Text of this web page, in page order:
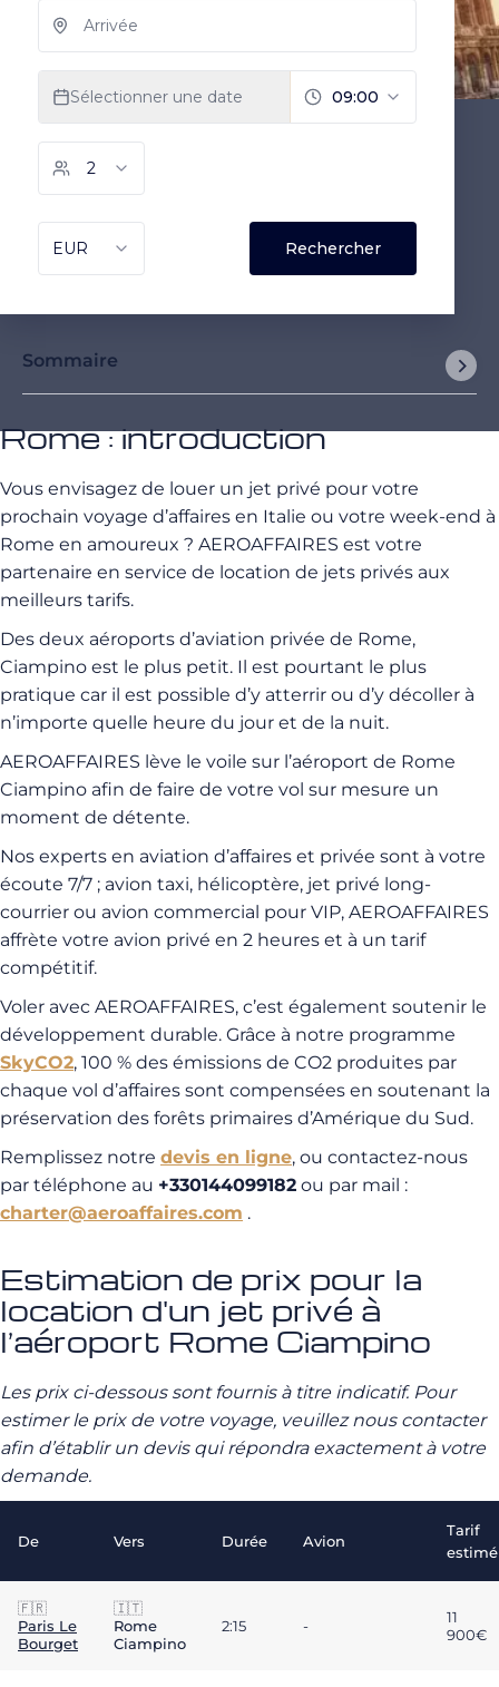
Sommaire
Rome : introduction
Vous envisagez de louer un jet privé pour votre
prochain voyage d’affaires en Italie ou votre week-end à
Rome en amoureux ? AEROAFFAIRES est votre
partenaire en service de location de jets privés aux
meilleurs tarifs.
Des deux aéroports d’aviation privée de Rome,
Ciampino est le plus petit. Il est pourtant le plus
pratique car il est possible d’y atterrir ou d’y décoller à
n’importe quelle heure du jour et de la nuit.
AEROAFFAIRES lève le voile sur l’aéroport de Rome
Ciampino afin de faire de votre vol sur mesure un
moment de détente.
Nos experts en aviation d’affaires et privée sont à votre
écoute 7/7 ; avion taxi, hélicoptère, jet privé long-
courrier ou avion commercial pour VIP, AEROAFFAIRES
affrète votre avion privé en 2 heures et à un tarif
compétitif.
Voler avec AEROAFFAIRES, c’est également soutenir le
développement durable. Grâce à notre programme
SkyCO2, 100 % des émissions de CO2 produites par
chaque vol d’affaires sont compensées en soutenant la
préservation des forêts primaires d’Amérique du Sud.
Remplissez notre devis en ligne, ou contactez-nous
par téléphone au +330144099182 ou par mail :
charter@aeroaffaires.com .
Estimation de prix pour la
location d'un jet privé à
l’aéroport Rome Ciampino
Les prix ci-dessous sont fournis à titre indicatif. Pour
estimer le prix de votre voyage, veuillez nous contacter
afin d’établir un devis qui répondra exactement à votre
demande.
De Vers Durée Avion
Tarif
estimé
🇫🇷
Paris Le
Bourget
🇮🇹
Rome
Ciampino
2:15 -
11
900€